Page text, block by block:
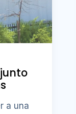
a una